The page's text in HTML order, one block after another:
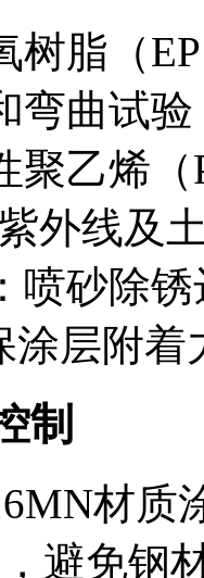
树脂（
弯曲试
聚乙烯
外线及
喷砂除锈
涂层附着
制
材质
避免钢